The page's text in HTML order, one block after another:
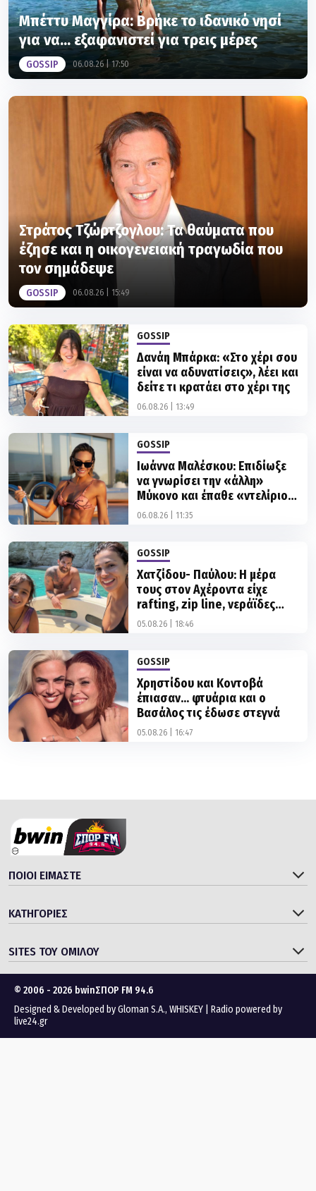
Μπέττυ Μαγγίρα: Βρήκε το ιδανικό νησί
για να... εξαφανιστεί για τρεις μέρες
GOSSIP 06.08.26 | 17:50
Στράτος Τζώρτζογλου: Τα θαύματα που
έζησε και η οικογενειακή τραγωδία που
τον σημάδεψε
GOSSIP 06.08.26 | 15:49
GOSSIP
Δανάη Μπάρκα: «Στο χέρι σου
είναι να αδυνατίσεις», λέει και
δείτε τι κρατάει στο χέρι της
06.08.26 | 13:49
GOSSIP
Ιωάννα Μαλέσκου: Επιδίωξε
να γνωρίσει την «άλλη»
Μύκονο και έπαθε «ντελίριο»
με το... μπρόκολο
06.08.26 | 11:35
GOSSIP
Χατζίδου- Παύλου: Η μέρα
τους στον Αχέροντα είχε
rafting, zip line, νεράϊδες
και...σαύρες
05.08.26 | 18:46
GOSSIP
Χρηστίδου και Κοντοβά
έπιασαν... φτυάρια και ο
Βασάλος τις έδωσε στεγνά
05.08.26 | 16:47
ΠΟΙΟΙ ΕΙΜΑΣΤΕ
ΚΑΤΗΓΟΡΙΕΣ
SITES ΤΟΥ ΟΜΙΛΟΥ
© 2006 - 2026 bwinΣΠΟΡ FM 94.6
Designed & Developed byGloman S.A., WHISKEY
Radio powered by
live24.gr